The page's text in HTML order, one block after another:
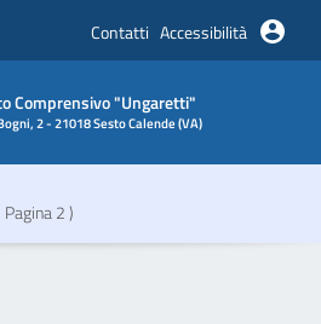
Contatti Accessibilità
Comprensivo "Ungaretti"
2 - 21018 Sesto Calende (VA)
Pagina 2 )